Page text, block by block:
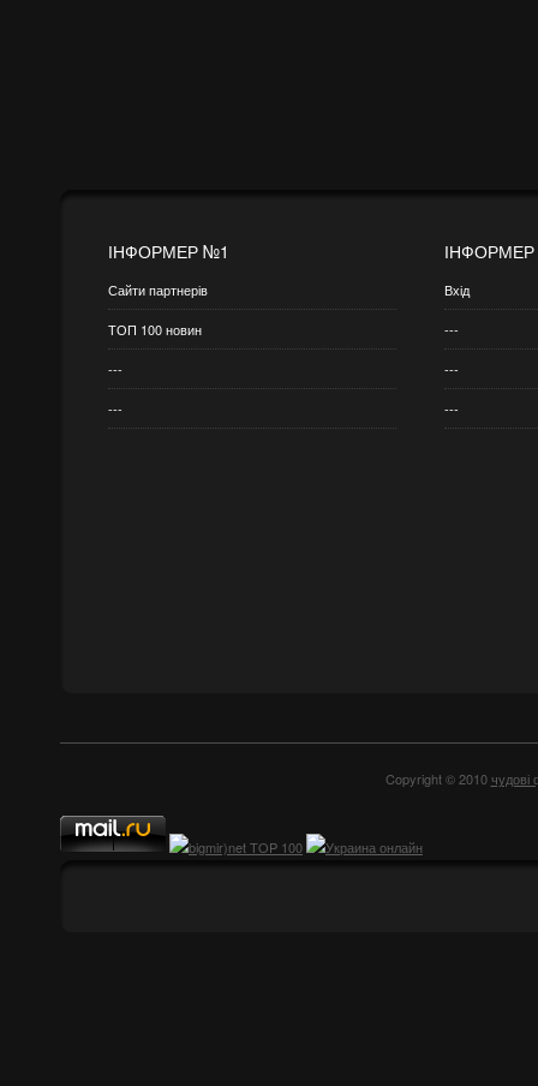
ІНФОРМЕР №1
Сайти партнерів
ТОП 100 новин
---
---
Вхід
---
---
---
Copyright © 2010чудові